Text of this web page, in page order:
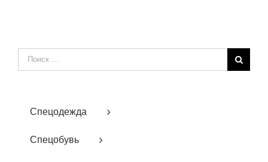
Результат
поиска:
Спецодежда
Спецобувь